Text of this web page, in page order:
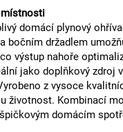
místnosti
domácí plynový
bočním držadlem
výstup nahoře
jako doplňkový zdroj
z vysoce
životnost. Kombinací
domácím